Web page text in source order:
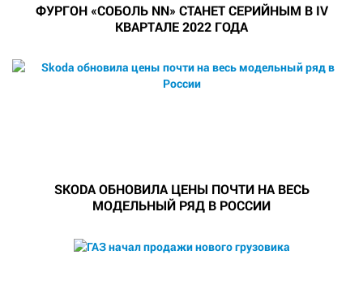
ФУРГОН «СОБОЛЬ NN» СТАНЕТ СЕРИЙНЫМ В IV
КВАРТАЛЕ 2022 ГОДА
SKODA ОБНОВИЛА ЦЕНЫ ПОЧТИ НА ВЕСЬ
МОДЕЛЬНЫЙ РЯД В РОССИИ